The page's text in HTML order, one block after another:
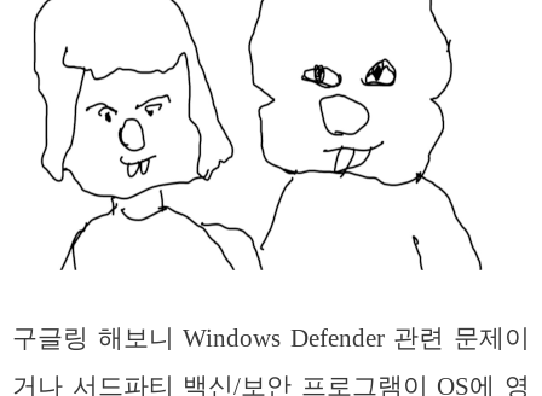
구글링 해보니 Windows Defender 관련 문제이
거나 서드파티 백신/보안 프로그램이 OS에 영